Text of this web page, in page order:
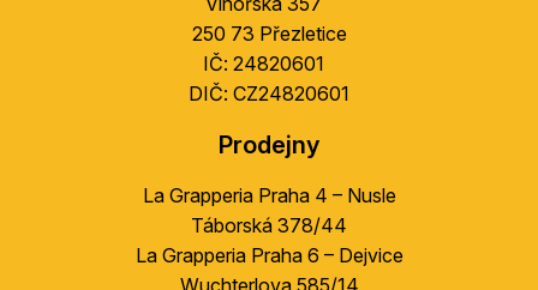
250 73 Přezletice
IČ: 24820601
DIČ: CZ24820601
Prodejny
La Grapperia Praha 4 – Nusle
Táborská 378/44
La Grapperia Praha 6 – Dejvice